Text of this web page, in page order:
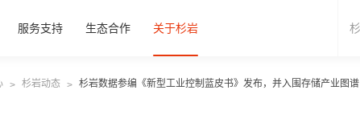
服务支持 生态合作 关于杉岩
> 杉岩动态 > 杉岩数据参编《新型工业控制蓝皮书》发布，并入围存储产业图谱